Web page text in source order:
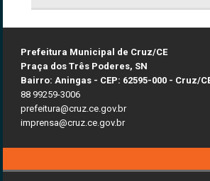
Prefeitura Municipal de Cruz/CE
Praça dos Três Poderes, SN
Bairro: Aningas - CEP: 62595-000 - Cruz/
88 99259-3006
prefeitura@cruz.ce.gov.br
imprensa@cruz.ce.gov.br